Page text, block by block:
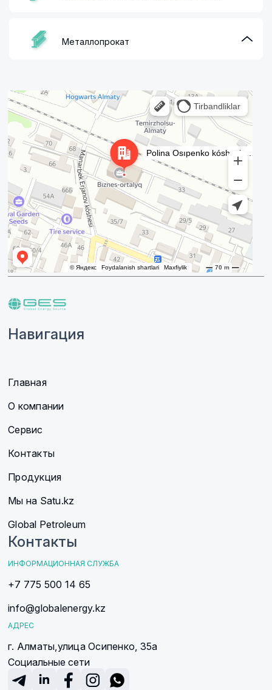
Металлопрокат
Алматы
Улица Осипенко, 35А на карте Алматы — Яндекс Карты
Социальные сети
Навигация
Главная
О компании
Сервис
Контакты
Продукция
Мы на Satu.kz
Global Petroleum
Контакты
ИНФОРМАЦИОННАЯ СЛУЖБА
+7 775 500 14 65
info@globalenergy.kz
АДРЕС
г. Алматы,улица Осипенко, 35а